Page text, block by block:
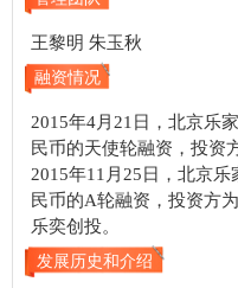
王黎明 朱玉秋
融资情况
2015年4月21日，北京乐
民币的天使轮融资，投资
2015年11月25日，北京
民币的A轮融资，投资方
乐奕创投。
发展历史和介绍